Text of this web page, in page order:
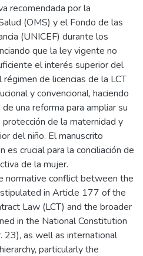
recomendada por la
(OMS) y el Fondo de las
(UNICEF) durante los
que la ley vigente no
el interés superior del
régimen de licencias de la LCT
y convencional, haciendo
una reforma para ampliar su
de la maternidad y
del niño. El manuscrito
es crucial para la conciliación de
de la mujer.
normative conflict between the
in Article 177 of the
Law (LCT) and the broader
in the National Constitution
23), as well as international
particularly the